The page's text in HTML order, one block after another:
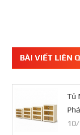
BÀI VIẾT LIÊN
Tủ